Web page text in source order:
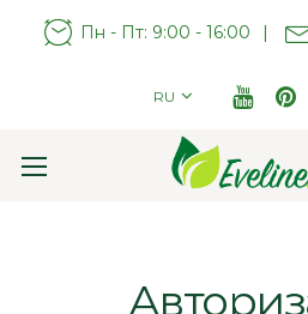
Пн - Пт: 9:00 - 16:00 |
RU